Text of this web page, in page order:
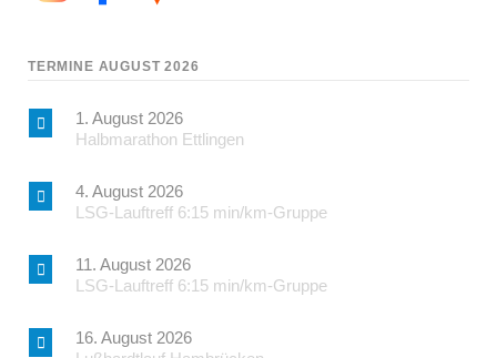
TERMINE AUGUST 2026
1. August 2026
Halbmarathon Ettlingen
4. August 2026
LSG-Lauftreff 6:15 min/km-Gruppe
11. August 2026
LSG-Lauftreff 6:15 min/km-Gruppe
16. August 2026